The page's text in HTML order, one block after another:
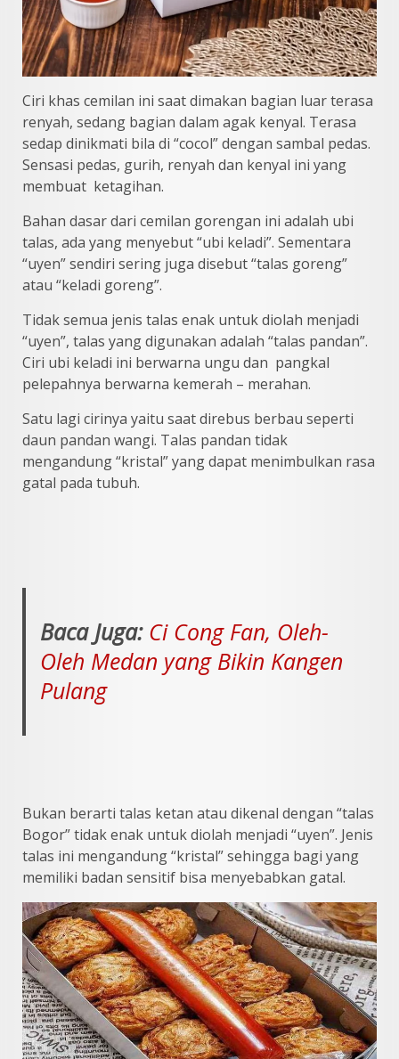
Ciri khas cemilan ini saat dimakan bagian luar terasa
renyah, sedang bagian dalam agak kenyal. Terasa
sedap dinikmati bila di “cocol” dengan sambal pedas.
Sensasi pedas, gurih, renyah dan kenyal ini yang
membuat ketagihan.
Bahan dasar dari cemilan gorengan ini adalah ubi
talas, ada yang menyebut “ubi keladi”. Sementara
“uyen” sendiri sering juga disebut “talas goreng”
atau “keladi goreng”.
Tidak semua jenis talas enak untuk diolah menjadi
“uyen”, talas yang digunakan adalah “talas pandan”.
Ciri ubi keladi ini berwarna ungu dan pangkal
pelepahnya berwarna kemerah – merahan.
Satu lagi cirinya yaitu saat direbus berbau seperti
daun pandan wangi. Talas pandan tidak
mengandung “kristal” yang dapat menimbulkan rasa
gatal pada tubuh.
Baca Juga: Ci Cong Fan, Oleh-
Oleh Medan yang Bikin Kangen
Pulang
Bukan berarti talas ketan atau dikenal dengan “talas
Bogor” tidak enak untuk diolah menjadi “uyen”. Jenis
talas ini mengandung “kristal” sehingga bagi yang
memiliki badan sensitif bisa menyebabkan gatal.